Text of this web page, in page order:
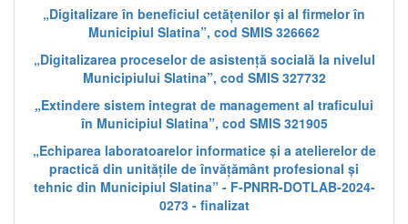
„Digitalizare în beneficiul cetățenilor și al firmelor în
Municipiul Slatina”, cod SMIS 326662
„Digitalizarea proceselor de asistență socială la nivelul
Municipiului Slatina”, cod SMIS 327732
„Extindere sistem integrat de management al traficului
în Municipiul Slatina”, cod SMIS 321905
„Echiparea laboratoarelor informatice și a atelierelor de
practică din unitățile de învățământ profesional și
tehnic din Municipiul Slatina” - F-PNRR-DOTLAB-2024-
0273 - finalizat